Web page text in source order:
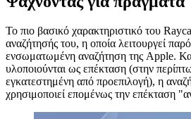
Image 5553182a7aa0
Image efeff98ceb22
Έλεγχος παραθύρου στο